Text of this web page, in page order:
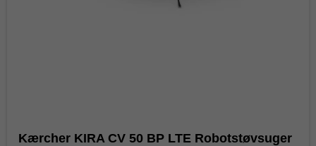
Kærcher KIRA CV 50 BP LTE Robotstøvsuger